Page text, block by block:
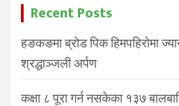
Recent Posts
हङकङमा ब्रोड पिक हिमपहिरोमा
श्रद्धाञ्जली अर्पण
कक्षा ८ पूरा गर्न नसकेका १३७